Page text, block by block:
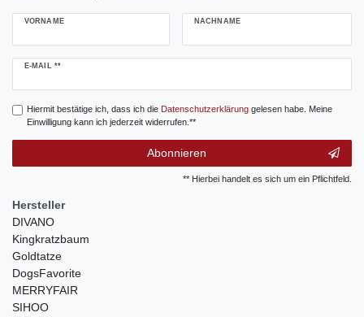
VORNAME NACHNAME
E-MAIL **
Newsletter
Hiermit bestätige ich, dass ich die Daten­schutz­erklärunggelesen habe. Meine
Einwilligung kann ich jederzeit widerrufen.**
Abonnieren
** Hierbei handelt es sich um ein Pflichtfeld.
Hersteller
DIVANO
Kingkratzbaum
Goldtatze
DogsFavorite
MERRYFAIR
SIHOO